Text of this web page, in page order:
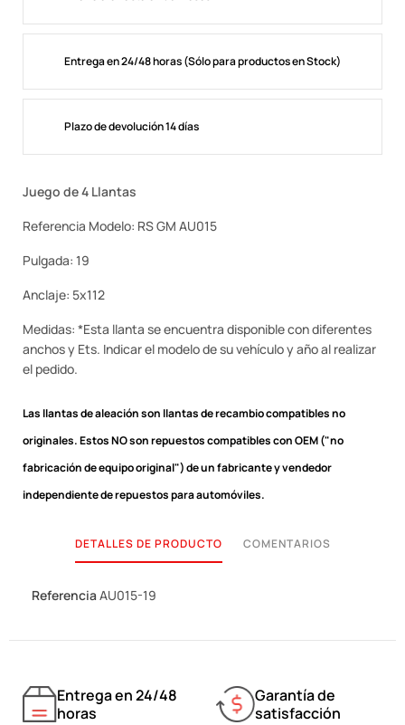
Entrega en 24/48 horas (Sólo para productos en Stock)
Plazo de devolución 14 días
Juego de 4 Llantas
Referencia Modelo: RS GM AU015
Pulgada: 19
Anclaje: 5x112
Medidas: *Esta llanta se encuentra disponible con diferentes
anchos y Ets. Indicar el modelo de su vehículo y año al realizar
el pedido.
Las llantas de aleación son llantas de recambio compatibles no
originales.Estos NO son repuestos compatibles con OEM ("no
fabricación de equipo original") de un fabricante y vendedor
independiente de repuestos para automóviles.
DETALLES DE PRODUCTO COMENTARIOS
ReferenciaAU015-19
Entrega en 24/48
horas
Garantía de
satisfacción